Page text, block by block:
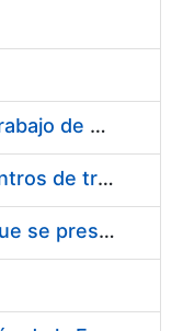
Suministro de Protectores Auditivos a medida para las personas trabajadoras de los Centros de Trabajo de Madrid y Burgos
Suministro de gafas graduadas antiproyecciones para los trabajadores de la FNMT-RCM en los centros de trabajo de Madrid y Burgos
Servicios de una empresa externa para el asesoramiento y resolución de los recursos de alzada que se presentan relacionados con procesos de selección para la FNMT-RCM